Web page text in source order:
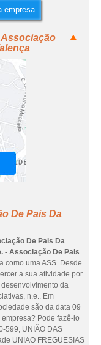
empresa
Associação
De Pais Da
De Pais Da
- Associação De Pais
como uma ASS. Desde
a sua atividade por
da
n.e.. Em
são da data 09
Pode fazê-lo
599, UNIÃO DAS
UNIAO FREGUESIAS